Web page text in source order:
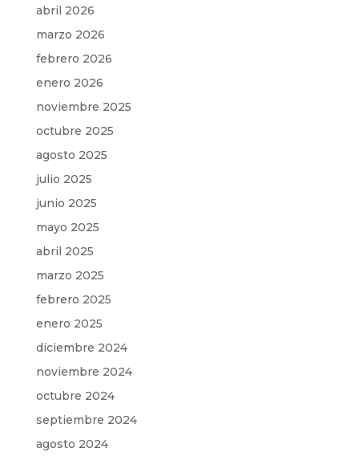
abril 2026
marzo 2026
febrero 2026
enero 2026
noviembre 2025
octubre 2025
agosto 2025
julio 2025
junio 2025
mayo 2025
abril 2025
marzo 2025
febrero 2025
enero 2025
diciembre 2024
noviembre 2024
octubre 2024
septiembre 2024
agosto 2024